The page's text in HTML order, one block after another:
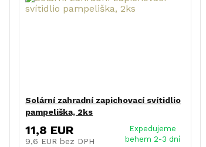
Solární zahradní zapichovací svítidlio
pampeliška, 2ks
11,8 EUR
9,6 EUR bez DPH
Expedujeme
behem 2-3 dní